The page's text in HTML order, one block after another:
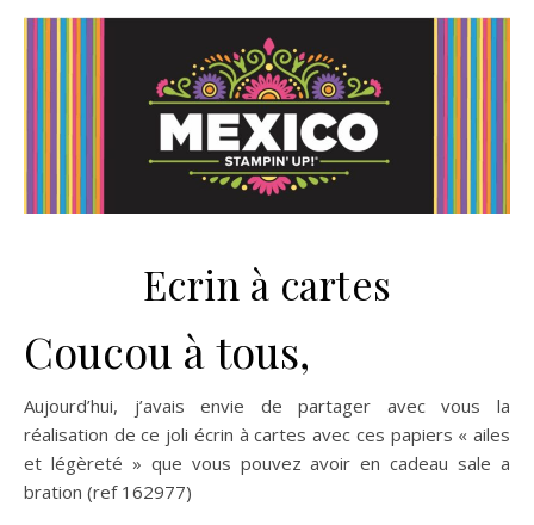
Ecrin à cartes
Coucou à tous,
Aujourd’hui, j’avais envie de partager avec vous la
réalisation de ce joli écrin à cartes avec ces papiers « ailes
et légèreté » que vous pouvez avoir en cadeau sale a
bration (ref 162977)